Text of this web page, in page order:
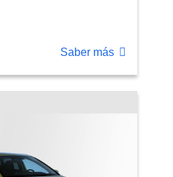
Saber más